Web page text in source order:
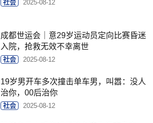
社会 2025-08-12
成都世运会｜意29岁运动员定向比赛昏迷
入院，抢救无效不幸离世
社会 2025-08-12
19岁男开车多次撞击单车男，叫嚣：没人
治你，00后治你
社会 2025-08-12